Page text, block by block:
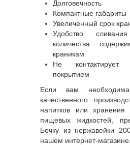
Долговечность
Компактные габариты
Увеличенный срок
Удобство
количества
краникам
Не
покрытием
Если вам
качественного
напитков или хранения
пищевых жидкостей,
Бочку из нержавейки
нашем интернет-магазине.